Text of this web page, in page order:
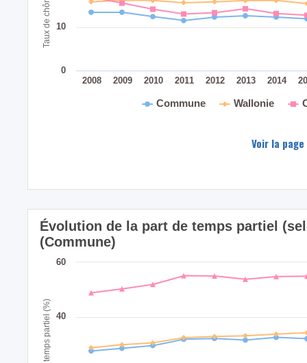
Commune Wallonie
2008 2009 2010 2011 2012 2013 2014
0
10
Voir la
Part de temps partiel (%)
Évolution de la part de temps partiel
(Commune)
40
60